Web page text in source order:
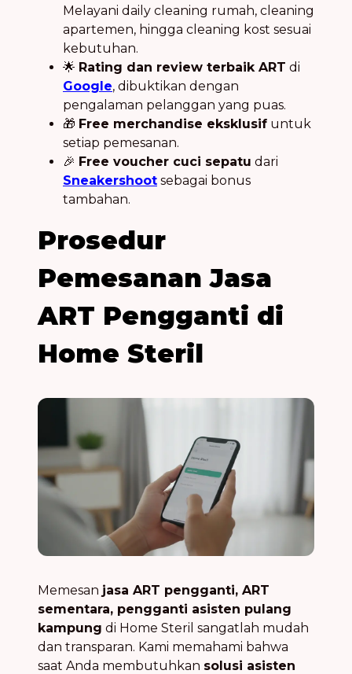
Melayani daily cleaning rumah, cleaning
apartemen, hingga cleaning kost sesuai
kebutuhan.
🌟 Rating dan review terbaik ART di
Google, dibuktikan dengan
pengalaman pelanggan yang puas.
🎁 Free merchandise eksklusif untuk
setiap pemesanan.
🎉 Free voucher cuci sepatu dari
Sneakershoot sebagai bonus
tambahan.
Prosedur
Pemesanan Jasa
ART Pengganti di
Home Steril
Memesan jasa ART pengganti, ART
sementara, pengganti asisten pulang
kampung di Home Steril sangatlah mudah
dan transparan. Kami memahami bahwa
saat Anda membutuhkan solusi asisten